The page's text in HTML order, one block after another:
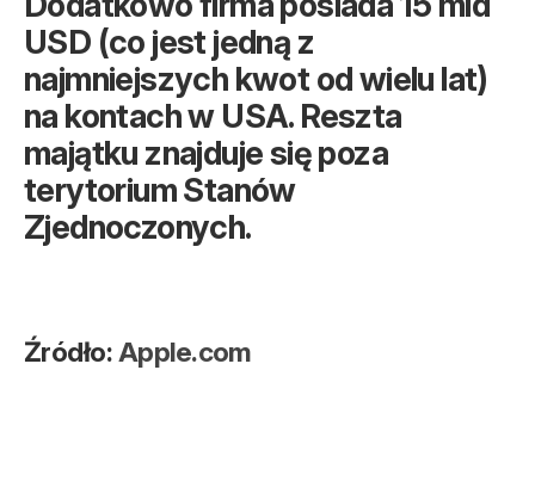
USD (co jest jedną z
najmniejszych kwot od wielu lat)
na kontach w USA. Reszta
majątku znajduje się poza
terytorium Stanów
Zjednoczonych.
Źródło: Apple.com